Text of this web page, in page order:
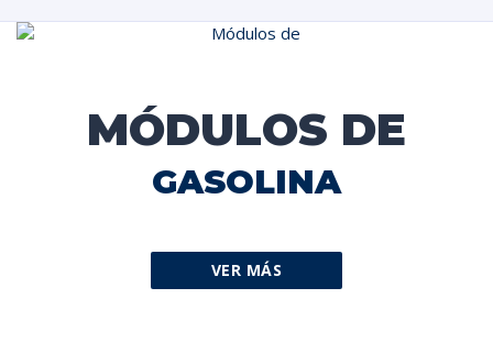
MÓDULOS DE
GASOLINA
VER MÁS